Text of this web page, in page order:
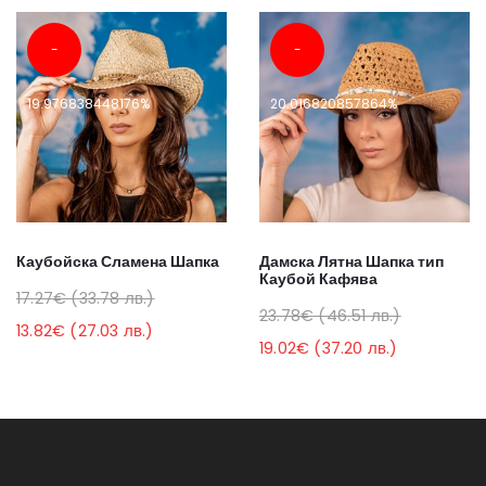
-
19.976838448176%
Каубойска Сламена Шапка
17.27€ (33.78 лв.)
13.82€ (27.03 лв.)
-
20.016820857864%
Дамска Лятна Шапка тип
Каубой Кафява
23.78€ (46.51 лв.)
19.02€ (37.20 лв.)